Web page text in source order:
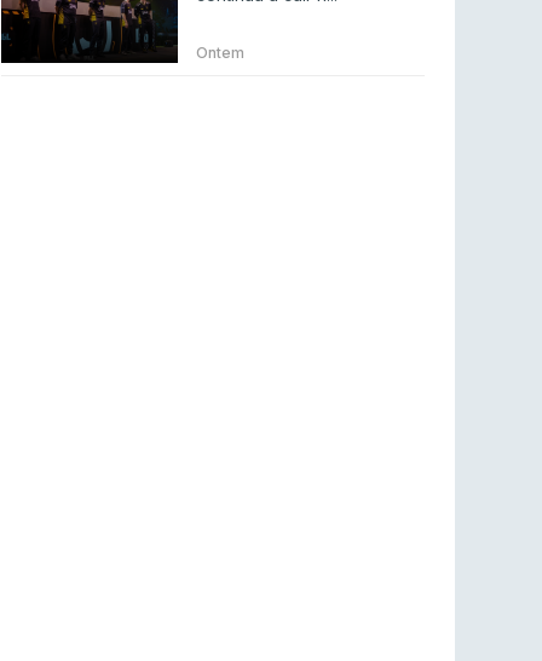
BLAST Bounty S2 na RTP Arena: Regressa o
melhor Counter-Strike
Ontem